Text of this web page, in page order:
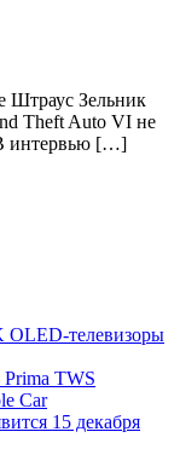
Штраус Зельник
Theft Auto VI не
В интервью […]
OLED-телевизоры
TWS
Car
15 декабря